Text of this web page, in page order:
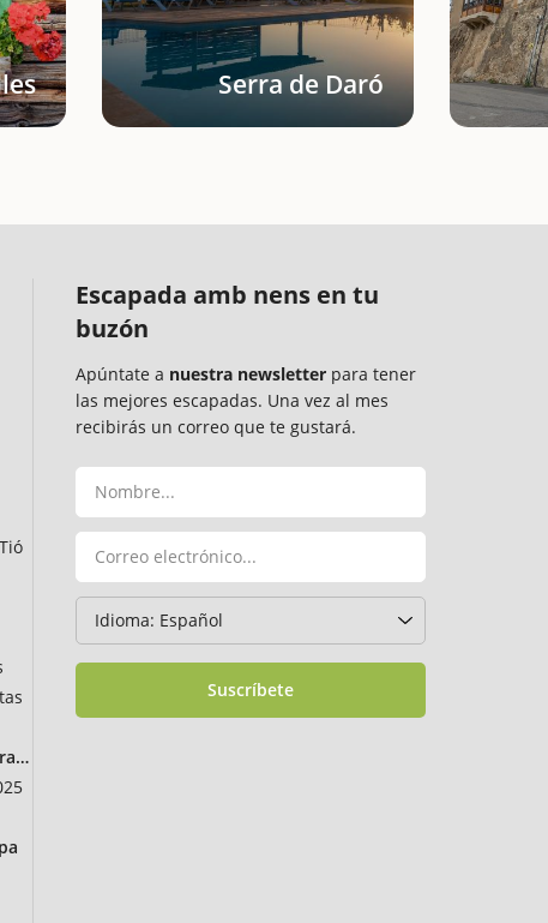
Serra de Daró
Escapada amb nens en tu
buzón
Apúntate a nuestra newsletter para tener
las mejores escapadas. Una vez al mes
recibirás un correo que te gustará.
Suscríbete